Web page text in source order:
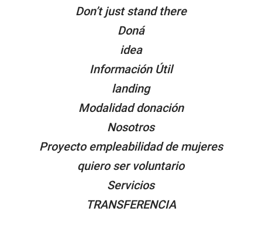
Don’t just stand there
Doná
idea
Información Útil
landing
Modalidad donación
Nosotros
Proyecto empleabilidad de mujeres
quiero ser voluntario
Servicios
TRANSFERENCIA